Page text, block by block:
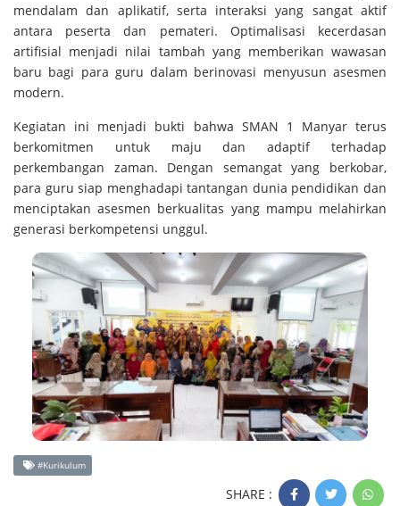
mendalam dan aplikatif, serta interaksi yang sangat aktif
antara peserta dan pemateri. Optimalisasi kecerdasan
artifisial menjadi nilai tambah yang memberikan wawasan
baru bagi para guru dalam berinovasi menyusun asesmen
modern.
Kegiatan ini menjadi bukti bahwa SMAN 1 Manyar terus
berkomitmen untuk maju dan adaptif terhadap
perkembangan zaman. Dengan semangat yang berkobar,
para guru siap menghadapi tantangan dunia pendidikan dan
menciptakan asesmen berkualitas yang mampu melahirkan
generasi berkompetensi unggul.
#Kurikulum
SHARE :